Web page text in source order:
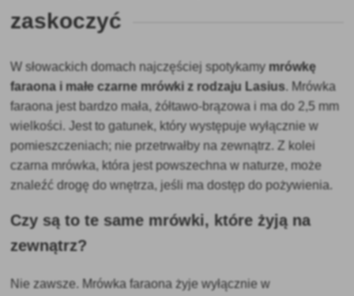
zaskoczyć
W słowackich domach najczęściej spotykamy mrówkę
faraona i małe czarne mrówki z rodzaju Lasius. Mrówka
faraona jest bardzo mała, żółtawo-brązowa i ma do 2,5 mm
wielkości. Jest to gatunek, który występuje wyłącznie w
pomieszczeniach; nie przetrwałby na zewnątrz. Z kolei
czarna mrówka, która jest powszechna w naturze, może
znaleźć drogę do wnętrza, jeśli ma dostęp do pożywienia.
Czy są to te same mrówki, które żyją na
zewnątrz?
Nie zawsze. Mrówka faraona żyje wyłącznie w